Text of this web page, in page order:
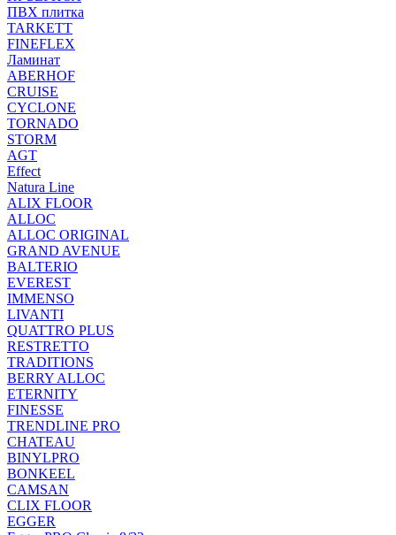
ПВХ плитка
TARKETT
FINEFLEX
Ламинат
ABERHOF
CRUISE
CYCLONE
TORNADO
STORM
AGT
Effect
Natura Line
ALIX FLOOR
ALLOC
ALLOC ORIGINAL
GRAND AVENUE
BALTERIO
EVEREST
IMMENSO
LIVANTI
QUATTRO PLUS
RESTRETTO
TRADITIONS
BERRY ALLOC
ETERNITY
FINESSE
TRENDLINE PRO
CHATEAU
BINYLPRO
BONKEEL
CAMSAN
CLIX FLOOR
EGGER